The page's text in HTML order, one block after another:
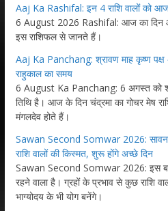
Aaj Ka Rashifal: इन 4 राशि वालों को आज
6 August 2026 Rashifal: आज का दिन
इस राशिफल से जानते हैं।
Aaj Ka Panchang: श्रावण माह कृष्ण पक्ष
राहुकाल का समय
6 August Ka Panchang: 6 अगस्त को
तिथि है। आज के दिन चंद्रमा का गोचर मेष
मंगलदेव होते हैं।
Sawan Second Somwar 2026: सावन
राशि वालों की किस्मत, शुरू होंगे अच्छे दिन
Sawan Second Somwar 2026: इस
रहने वाला है। ग्रहों के प्रभाव से कुछ राशि
भाग्योदय के भी योग बनेंगे।